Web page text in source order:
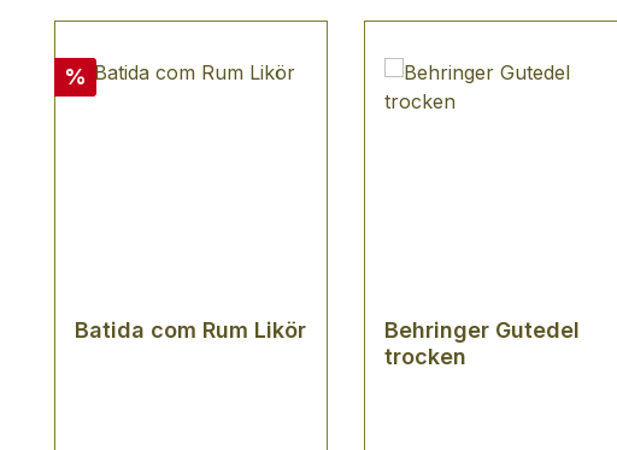
Rabatt
%
Batida com Rum Likör
Behringer Gutedel
trocken